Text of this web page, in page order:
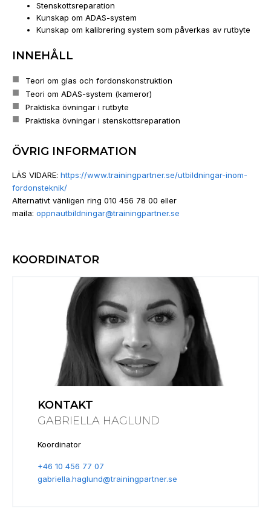
Stenskottsreparation
Kunskap om ADAS-system
Kunskap om kalibrering system som påverkas av rutbyte
INNEHÅLL
Teori om glas och fordonskonstruktion
Teori om ADAS-system (kameror)
Praktiska övningar i rutbyte
Praktiska övningar i stenskottsreparation
ÖVRIG INFORMATION
LÄS VIDARE: https://www.trainingpartner.se/utbildningar-inom-
fordonsteknik/
Alternativt vänligen ring 010 456 78 00 eller
maila: oppnautbildningar@trainingpartner.se
KOORDINATOR
KONTAKT
GABRIELLA HAGLUND
Koordinator
+46 10 456 77 07
gabriella.haglund@trainingpartner.se